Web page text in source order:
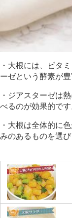
・大根には、ビタ
ーゼという酵素が
・ジアスターゼは
べるのが効果的です
・大根は全体的に
みのあるものを選び